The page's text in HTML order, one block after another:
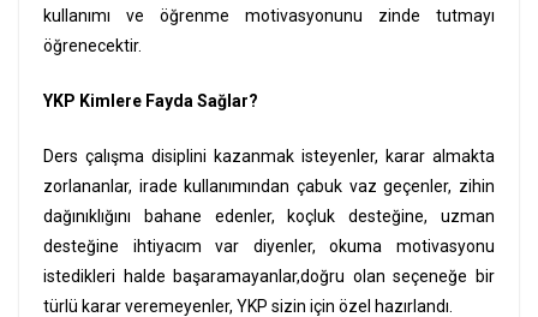
kullanımı ve öğrenme motivasyonunu zinde tutmayı
öğrenecektir.
YKP Kimlere Fayda Sağlar?
Ders çalışma disiplini kazanmak isteyenler, karar almakta
zorlananlar, irade kullanımından çabuk vaz geçenler, zihin
dağınıklığını bahane edenler, koçluk desteğine, uzman
desteğine ihtiyacım var diyenler, okuma motivasyonu
istedikleri halde başaramayanlar,doğru olan seçeneğe bir
türlü karar veremeyenler, YKP sizin için özel hazırlandı.